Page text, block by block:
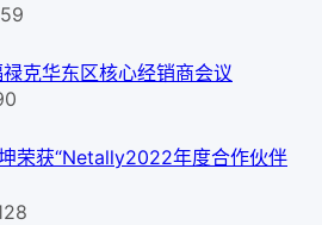
克华东区核心经销商会议
荣获“Netally2022年度合作伙伴